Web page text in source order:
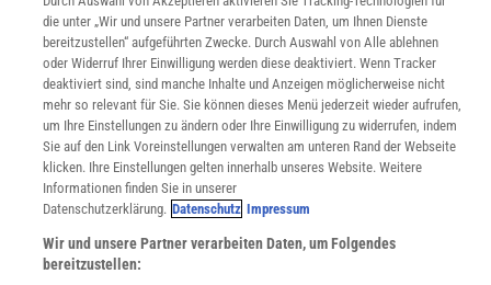
Zugänglichkeitserklärung
WEBSEITEN
KielSCN
Wissenschaft in die Schulen
SciLogs
Uns finden Sie auch hier:
die unter „Wir und unsere Partner verarbeiten Daten, um Ihnen Dienste
bereitzustellen“ aufgeführten Zwecke. Durch Auswahl von Alle ablehnen
oder Widerruf Ihrer Einwilligung werden diese deaktiviert. Wenn Tracker
deaktiviert sind, sind manche Inhalte und Anzeigen möglicherweise nicht
mehr so relevant für Sie. Sie können dieses Menü jederzeit wieder aufrufen,
um Ihre Einstellungen zu ändern oder Ihre Einwilligung zu widerrufen, indem
Sie auf den Link Voreinstellungen verwalten am unteren Rand der Webseite
klicken. Ihre Einstellungen gelten innerhalb unseres Website. Weitere
Informationen finden Sie in unserer
Datenschutzerklärung. Datenschutz Impressum
Wir und unsere Partner verarbeiten Daten, um Folgendes
bereitzustellen: